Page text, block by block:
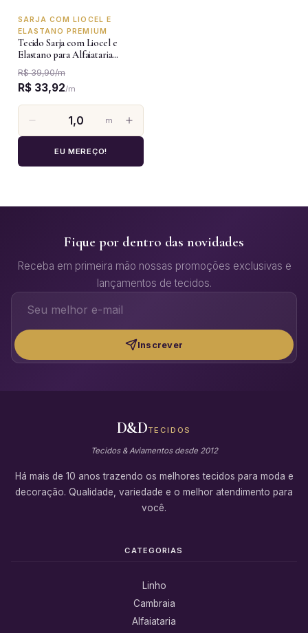
-15%
SARJA COM LIOCEL E
ELASTANO PREMIUM
Tecido Sarja com Liocel e
Elastano para Alfaiataria
Premium - Azul Bebê
R$ 39,90/m
R$ 33,92/m
m
EU MEREÇO!
Fique por dentro das novidades
Receba em primeira mão nossas promoções exclusivas e
lançamentos de tecidos.
Inscrever
D&DTECIDOS
Tecidos & Aviamentos desde 2012
Há mais de 10 anos trazendo os melhores tecidos para moda e
decoração. Qualidade, variedade e o melhor atendimento para
você.
CATEGORIAS
Linho
Cambraia
Alfaiataria